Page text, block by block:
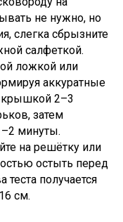
не нужно, но
слегка сбрызните
салфеткой.
ложкой или
аккуратные
крышкой 2–3
затем
минуты.
на решётку или
остыть перед
теста получается
см.